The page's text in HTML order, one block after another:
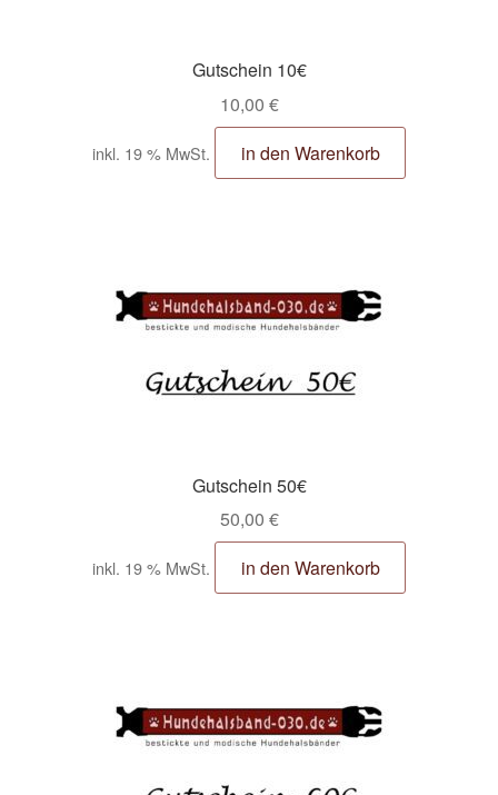
Gutschein 10€
10,00 €
inkl. 19 % MwSt. in den Warenkorb
Gutschein 50€
50,00 €
inkl. 19 % MwSt. in den Warenkorb